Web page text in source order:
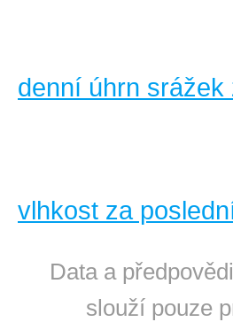
denní úhrn
vlhkost za
Data a
slouží pouze